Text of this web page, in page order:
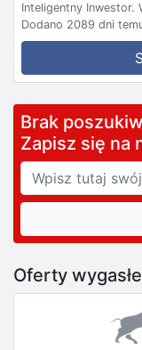
Inteligentny Inwestor.
Dodano 2089 dni
Brak
Zapisz się na
Oferty